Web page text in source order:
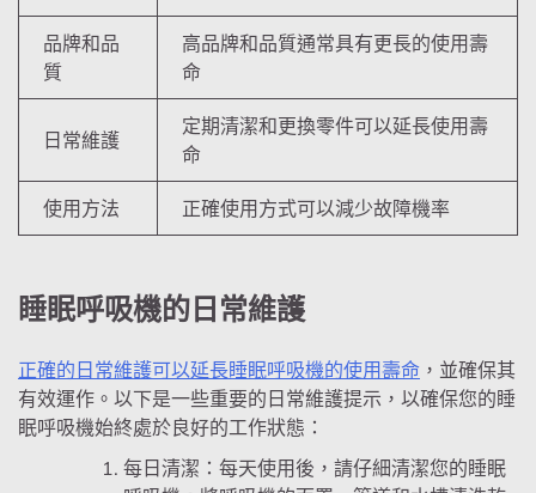
品牌和品
質
高品牌和品質通常具有更長的使用壽
命
日常維護
定期清潔和更換零件可以延長使用壽
命
使用方法 正確使用方式可以減少故障機率
睡眠呼吸機的日常維護
正確的日常維護可以延長睡眠呼吸機的使用壽命 ，並確保其
有效運作。以下是一些重要的日常維護提示，以確保您的睡
眠呼吸機始終處於良好的工作狀態：
每日清潔：每天使用後，請仔細清潔您的睡眠